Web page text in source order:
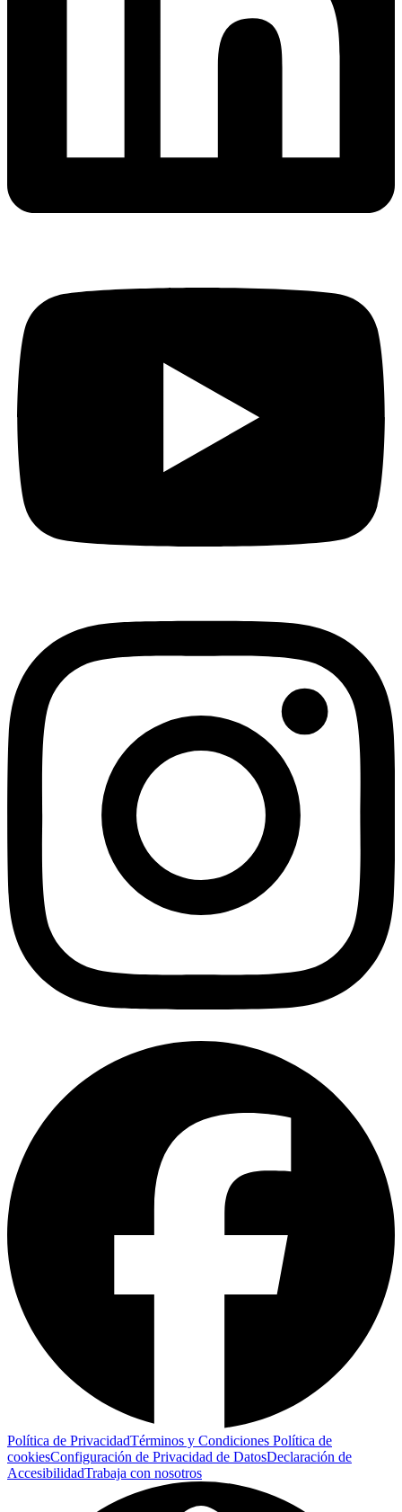
Política de PrivacidadTérminos y Condiciones Política de
cookiesConfiguración de Privacidad de DatosDeclaración de
AccesibilidadTrabaja con nosotros